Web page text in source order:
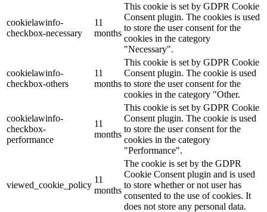
cookielawinfo-
checkbox-necessary
11
months
This cookie is set by GDPR Cookie
Consent plugin. The cookies is used
to store the user consent for the
cookies in the category
"Necessary".
cookielawinfo-
checkbox-others
11
months
This cookie is set by GDPR Cookie
Consent plugin. The cookie is used
to store the user consent for the
cookies in the category "Other.
cookielawinfo-
checkbox-
performance
11
months
This cookie is set by GDPR Cookie
Consent plugin. The cookie is used
to store the user consent for the
cookies in the category
"Performance".
viewed_cookie_policy
11
months
The cookie is set by the GDPR
Cookie Consent plugin and is used
to store whether or not user has
consented to the use of cookies. It
does not store any personal data.